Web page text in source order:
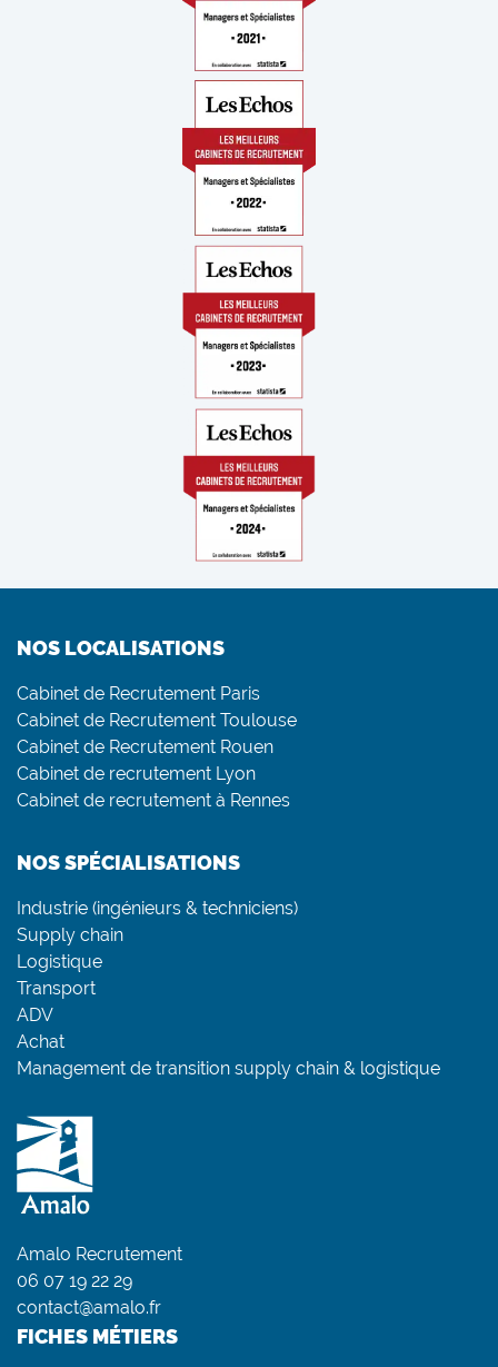
NOS LOCALISATIONS
Cabinet de Recrutement Paris
Cabinet de Recrutement Toulouse
Cabinet de Recrutement Rouen
Cabinet de recrutement Lyon
Cabinet de recrutement à Rennes
NOS SPÉCIALISATIONS
Industrie (ingénieurs & techniciens)
Supply chain
Logistique
Transport
ADV
Achat
Management de transition supply chain & logistique
Amalo Recrutement
06 07 19 22 29
contact@amalo.fr
FICHES MÉTIERS